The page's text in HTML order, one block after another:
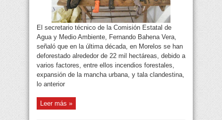
El secretario técnico de la Comisión Estatal de
Agua y Medio Ambiente, Fernando Bahena Vera,
señaló que en la última década, en Morelos se han
deforestado alrededor de 22 mil hectáreas, debido a
varios factores, entre ellos incendios forestales,
expansión de la mancha urbana, y tala clandestina,
lo anterior
Leer más »